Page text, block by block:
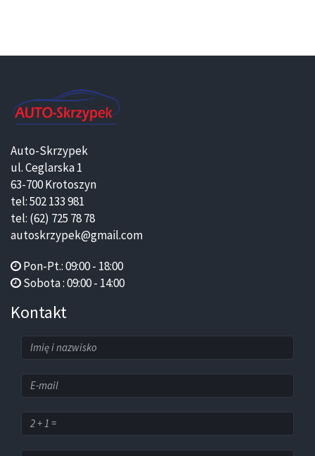
Auto-Skrzypek
ul. Ceglarska 1
63-700 Krotoszyn
tel: 502 133 981
tel: (62) 725 78 78
autoskrzypek@gmail.com
Pon-Pt.: 09:00 - 18:00
Sobota : 09:00 - 14:00
Kontakt